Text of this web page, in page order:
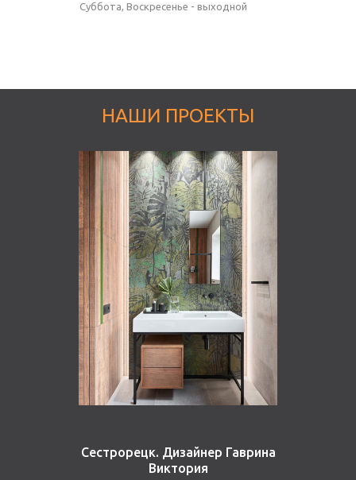
Суббота, Воскресенье - выходной
НАШИ ПРОЕКТЫ
Сестрорецк. Дизайнер Гаврина
Виктория